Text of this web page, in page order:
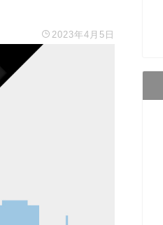
2023年4月5日